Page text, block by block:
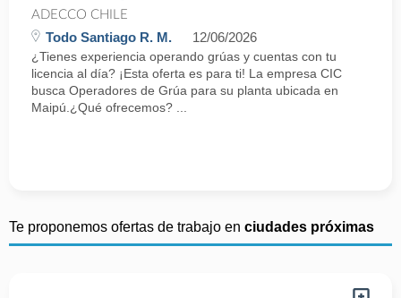
ADECCO CHILE
Todo Santiago R. M. 12/06/2026
¿Tienes experiencia operando grúas y cuentas con tu
licencia al día? ¡Esta oferta es para ti! La empresa CIC
busca Operadores de Grúa para su planta ubicada en
Maipú.¿Qué ofrecemos? ...
Te proponemos ofertas de trabajo en ciudades próximas